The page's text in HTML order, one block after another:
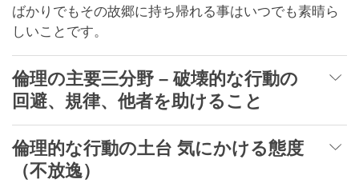
ばかりでもその故郷に持ち帰れる事はいつでも素晴ら
しいことです。
倫理の主要三分野 – 破壊的な行動の
回避、規律、他者を助けること
倫理的な行動の土台 気にかける態度
（不放逸）